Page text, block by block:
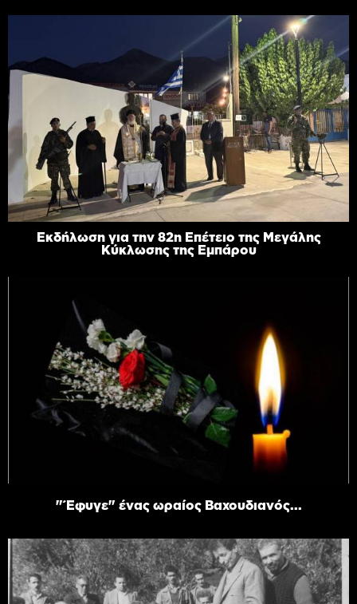
Εκδήλωση για την 82η Επέτειο της Μεγάλης
Κύκλωσης της Εμπάρου
"Έφυγε" ένας ωραίος Βαχουδιανός...